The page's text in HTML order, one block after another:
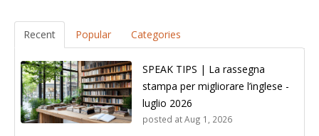
Recent Popular Categories
SPEAK TIPS | La rassegna
stampa per migliorare l’inglese -
luglio 2026
posted atAug 1, 2026